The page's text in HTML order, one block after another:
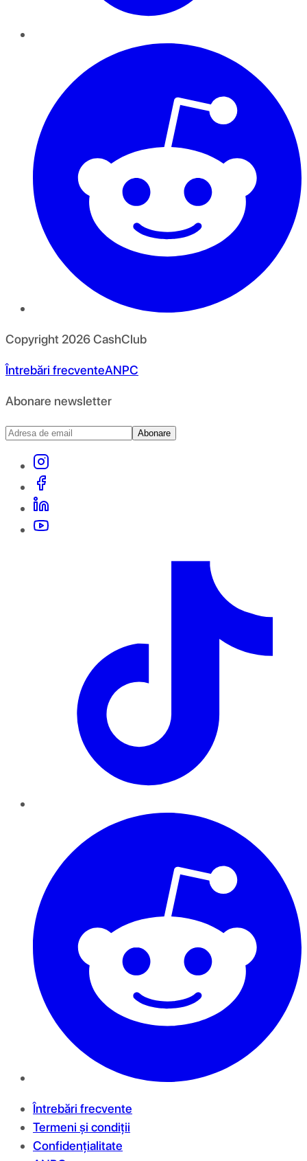
Copyright 2026CashClub
Întrebări frecventeANPC
Abonare newsletter
Abonare
Întrebări frecvente
Termeni și condiții
Confidențialitate